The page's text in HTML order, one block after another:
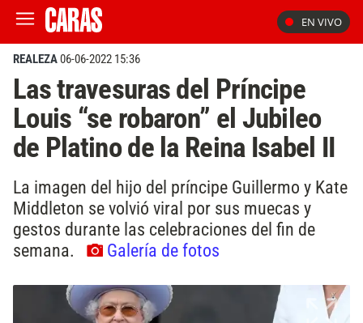
EN VIVO
REALEZA06-06-2022 15:36
Las travesuras del Príncipe
Louis “se robaron” el Jubileo
de Platino de la Reina Isabel II
La imagen del hijo del príncipe Guillermo y Kate
Middleton se volvió viral por sus muecas y
gestos durante las celebraciones del fin de
semana.
Galería de fotos